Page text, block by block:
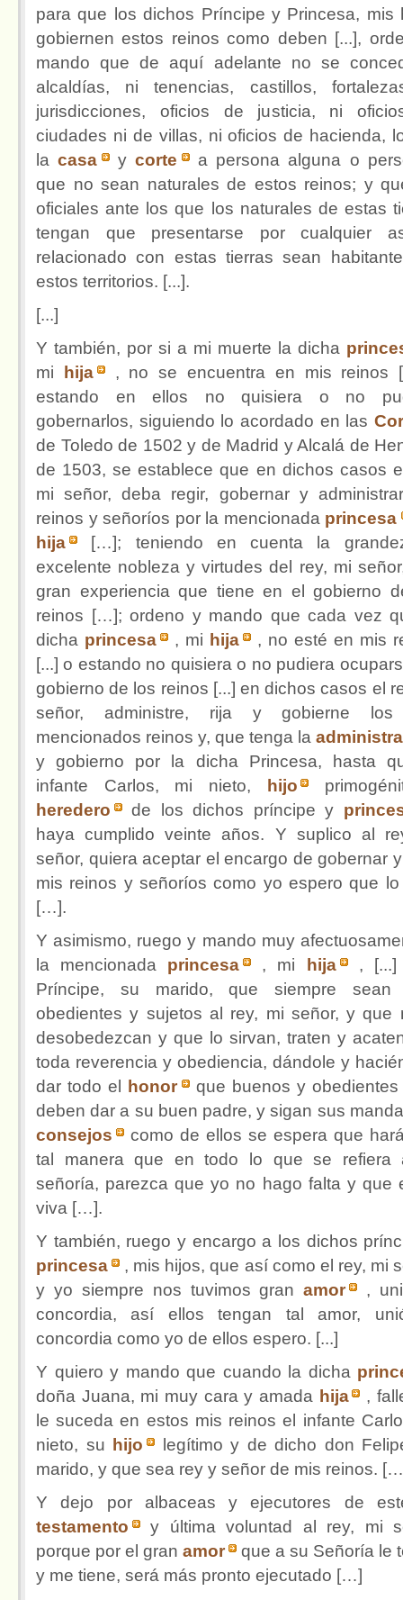
para que los dichos Príncipe y Princesa, mis
gobiernen estos reinos como deben [...],
mando que de aquí adelante no se
alcaldías, ni tenencias, castillos,
jurisdicciones, oficios de justicia, ni
ciudades ni de villas, ni oficios de hacienda,
lacasa ycorte
a persona alguna o
que no sean naturales de estos reinos; y
oficiales ante los que los naturales de estas
tengan que presentarse por cualquier
relacionado con estas tierras sean
estos territorios. [...].
[...]
Y también, por si a mi muerte la dicha
mi
hija
, no se encuentra en mis reinos
estando en ellos no quisiera o no
gobernarlos, siguiendo lo acordado en las
de Toledo de 1502 y de Madrid y Alcalá de
de 1503, se establece que en dichos casos
mi señor, deba regir, gobernar y
reinos y señoríos por la mencionada princesa
hija
[…]; teniendo en cuenta la
excelente nobleza y virtudes del rey, mi
gran experiencia que tiene en el gobierno
reinos […]; ordeno y mando que cada vez
dicha princesa , mi hija
, no esté en mis
[...] o estando no quisiera o no pudiera
gobierno de los reinos [...] en dichos casos el
señor, administre, rija y gobierne
mencionados reinos y, que tenga la
y gobierno por la dicha Princesa, hasta
infante Carlos, mi nieto,
hijo
heredero
de los dichos príncipe y
haya cumplido veinte años. Y suplico al
señor, quiera aceptar el encargo de gobernar
mis reinos y señoríos como yo espero que lo
[…].
Y asimismo, ruego y mando muy
la mencionada princesa , mi hija
,
Príncipe, su marido, que siempre sean
obedientes y sujetos al rey, mi señor, y que
desobedezcan y que lo sirvan, traten y
toda reverencia y obediencia, dándole y
dar todo el
honor
que buenos y obedientes
deben dar a su buen padre, y sigan sus
consejos
como de ellos se espera que
tal manera que en todo lo que se refiera
señoría, parezca que yo no hago falta y que
viva […].
Y también, ruego y encargo a los dichos
princesa
, mis hijos, que así como el rey, mi
y yo siempre nos tuvimos granamor
,
concordia, así ellos tengan tal amor,
concordia como yo de ellos espero. [...]
Y quiero y mando que cuando la dicha
doña Juana, mi muy cara y amada hija
,
le suceda en estos mis reinos el infante
nieto, su hijo
legítimo y de dicho don
marido, y que sea rey y señor de mis reinos.
Y dejo por albaceas y ejecutores de
testamento
y última voluntad al rey, mi
porque por el gran amor
que a su Señoría le
y me tiene, será más pronto ejecutado […]